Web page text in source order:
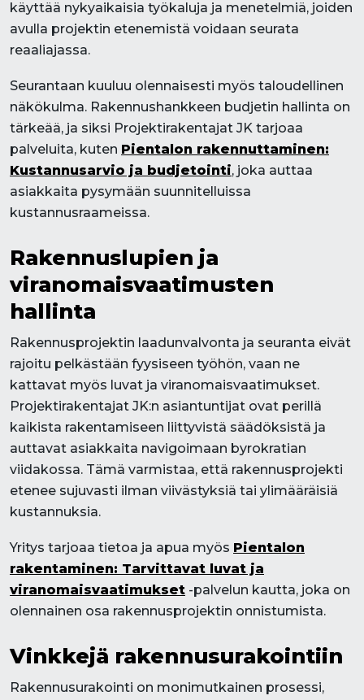
käyttää nykyaikaisia työkaluja ja menetelmiä, joiden
avulla projektin etenemistä voidaan seurata
reaaliajassa.
Seurantaan kuuluu olennaisesti myös taloudellinen
näkökulma. Rakennushankkeen budjetin hallinta on
tärkeää, ja siksi Projektirakentajat JK tarjoaa
palveluita, kuten Pientalon rakennuttaminen:
Kustannusarvio ja budjetointi, joka auttaa
asiakkaita pysymään suunnitelluissa
kustannusraameissa.
Rakennuslupien ja
viranomaisvaatimusten
hallinta
Rakennusprojektin laadunvalvonta ja seuranta eivät
rajoitu pelkästään fyysiseen työhön, vaan ne
kattavat myös luvat ja viranomaisvaatimukset.
Projektirakentajat JK:n asiantuntijat ovat perillä
kaikista rakentamiseen liittyvistä säädöksistä ja
auttavat asiakkaita navigoimaan byrokratian
viidakossa. Tämä varmistaa, että rakennusprojekti
etenee sujuvasti ilman viivästyksiä tai ylimääräisiä
kustannuksia.
Yritys tarjoaa tietoa ja apua myös Pientalon
rakentaminen: Tarvittavat luvat ja
viranomaisvaatimukset -palvelun kautta, joka on
olennainen osa rakennusprojektin onnistumista.
Vinkkejä rakennusurakointiin
Rakennusurakointi on monimutkainen prosessi,